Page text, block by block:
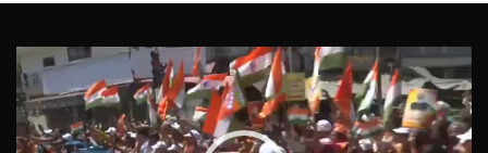
Video
Player